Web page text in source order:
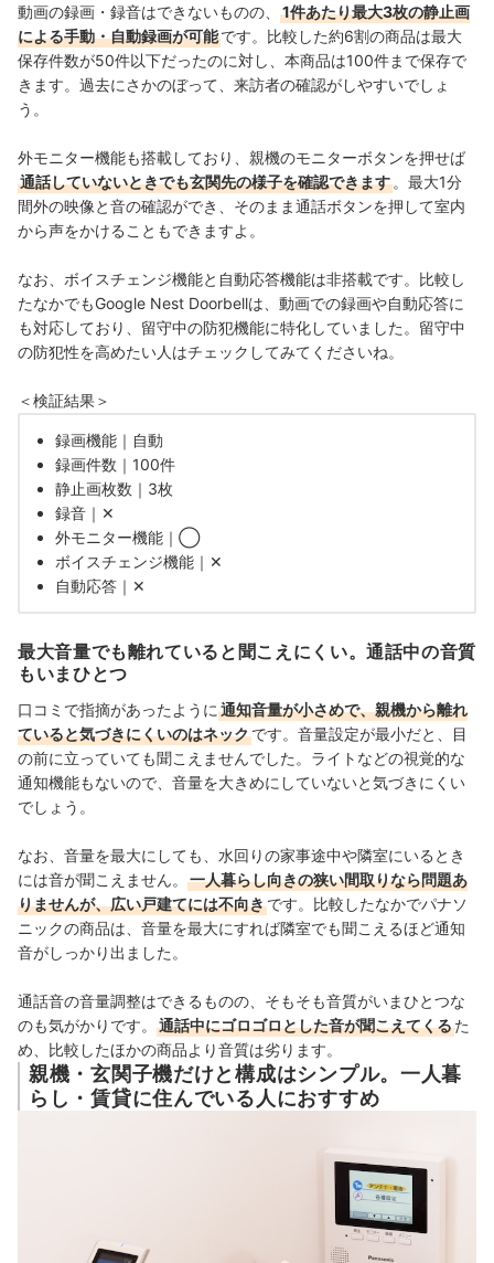
動画の録画・録音はできないものの、
1件あたり最大3枚の静止画
による手動・自動録画が可能です。比較した約6割の商品は最大
保存件数が50件以下だったのに対し、本商品は100件まで保存で
きます。過去にさかのぼって、来訪者の確認がしやすいでしょ
う。
外モニター機能も搭載しており、親機のモニターボタンを押せば
通話していないときでも玄関先の様子を確認できます 。最大1分
間外の映像と音の確認ができ、そのまま通話ボタンを押して室内
から声をかけることもできますよ。
なお、ボイスチェンジ機能と自動応答機能は非搭載です。比較し
たなかでもGoogle Nest Doorbellは、動画での録画や自動応答に
も対応しており、留守中の防犯機能に特化していました。留守中
の防犯性を高めたい人はチェックしてみてくださいね。
＜検証結果＞
録画機能｜自動
録画件数｜100件
静止画枚数｜3枚
録音｜✕
外モニター機能｜◯
ボイスチェンジ機能｜✕
自動応答｜✕
最大音量でも離れていると聞こえにくい。通話中の音質
もいまひとつ
口コミで指摘があったように 通知音量が小さめで、親機から離れ
ていると気づきにくいのはネックです。音量設定が最小だと、目
の前に立っていても聞こえませんでした。ライトなどの視覚的な
通知機能もないので、音量を大きめにしていないと気づきにくい
でしょう。
なお、音量を最大にしても、水回りの家事途中や隣室にいるとき
には音が聞こえません。
一人暮らし向きの狭い間取りなら問題あ
りませんが、広い戸建てには不向きです。 比較したなかでパナソ
ニックの商品は、音量を最大にすれば隣室でも聞こえるほど通知
音がしっかり出ました。
通話音の音量調整はできるものの、そもそも音質がいまひとつな
のも気がかりです。
通話中にゴロゴロとした音が聞こえてくるた
め、比較したほかの商品より音質は劣ります。
親機・玄関子機だけと構成はシンプル。一人暮
らし・賃貸に住んでいる人におすすめ